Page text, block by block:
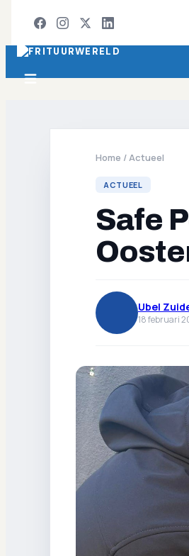
Home /Actueel
ACTUEEL
Safe
Ubel
18 februari